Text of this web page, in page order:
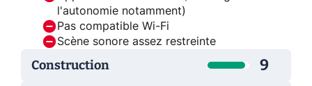
l'autonomie notamment)
Pas compatible Wi-Fi
Scène sonore assez restreinte
Construction 9